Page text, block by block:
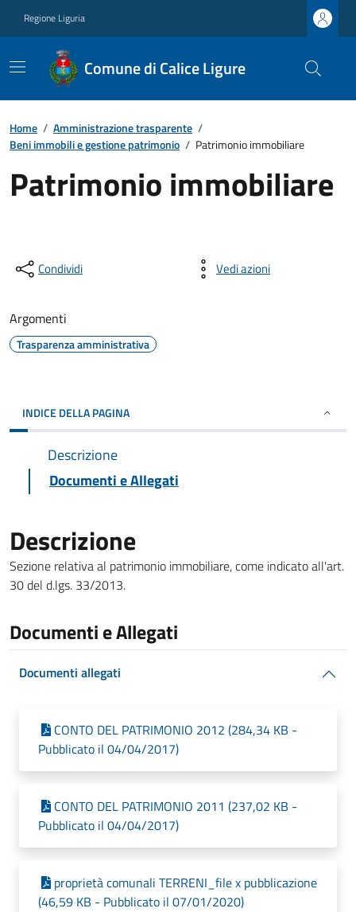
Regione Liguria
Comune di Calice Ligure
Home / Amministrazione trasparente /
Beni immobili e gestione patrimonio / Patrimonio immobiliare
Patrimonio immobiliare
Condividi Vedi azioni
Argomenti
Trasparenza amministrativa
INDICE DELLA PAGINA
Descrizione
Documenti e Allegati
Descrizione
Sezione relativa al patrimonio immobiliare, come indicato all'art.
30 del d.lgs. 33/2013.
Documenti e Allegati
Documenti allegati
CONTO DEL PATRIMONIO 2012 (284,34 KB -
Pubblicato il 04/04/2017)
CONTO DEL PATRIMONIO 2011 (237,02 KB -
Pubblicato il 04/04/2017)
proprietà comunali TERRENI_file x pubblicazione
(46,59 KB - Pubblicato il 07/01/2020)